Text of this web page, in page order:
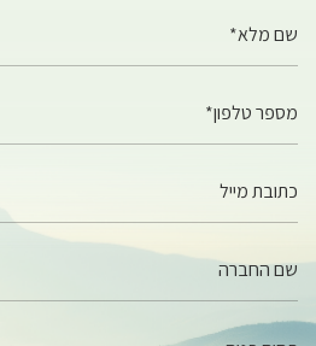
שם מלא*
מספר טלפון*
כתובת מייל
שם החברה